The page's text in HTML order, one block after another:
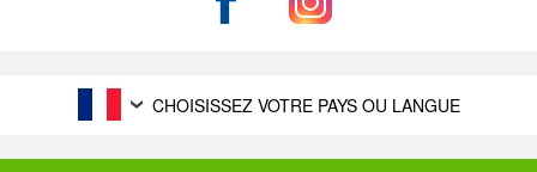
CHOISISSEZ VOTRE PAYS OU LANGUE